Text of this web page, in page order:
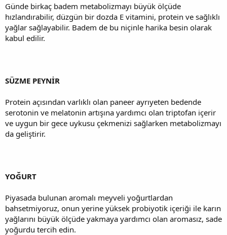
Günde birkaç badem metabolizmayı büyük ölçüde
hızlandırabilir, düzgün bir dozda E vitamini, protein ve sağlıklı
yağlar sağlayabilir. Badem de bu niçinle harika besin olarak
kabul edilir.
SÜZME PEYNİR
Protein açısından varlıklı olan paneer ayrıyeten bedende
serotonin ve melatonin artışına yardımcı olan triptofan içerir
ve uygun bir gece uykusu çekmenizi sağlarken metabolizmayı
da geliştirir.
YOĞURT
Piyasada bulunan aromalı meyveli yoğurtlardan
bahsetmiyoruz, onun yerine yüksek probiyotik içeriği ile karın
yağlarını büyük ölçüde yakmaya yardımcı olan aromasız, sade
yoğurdu tercih edin.